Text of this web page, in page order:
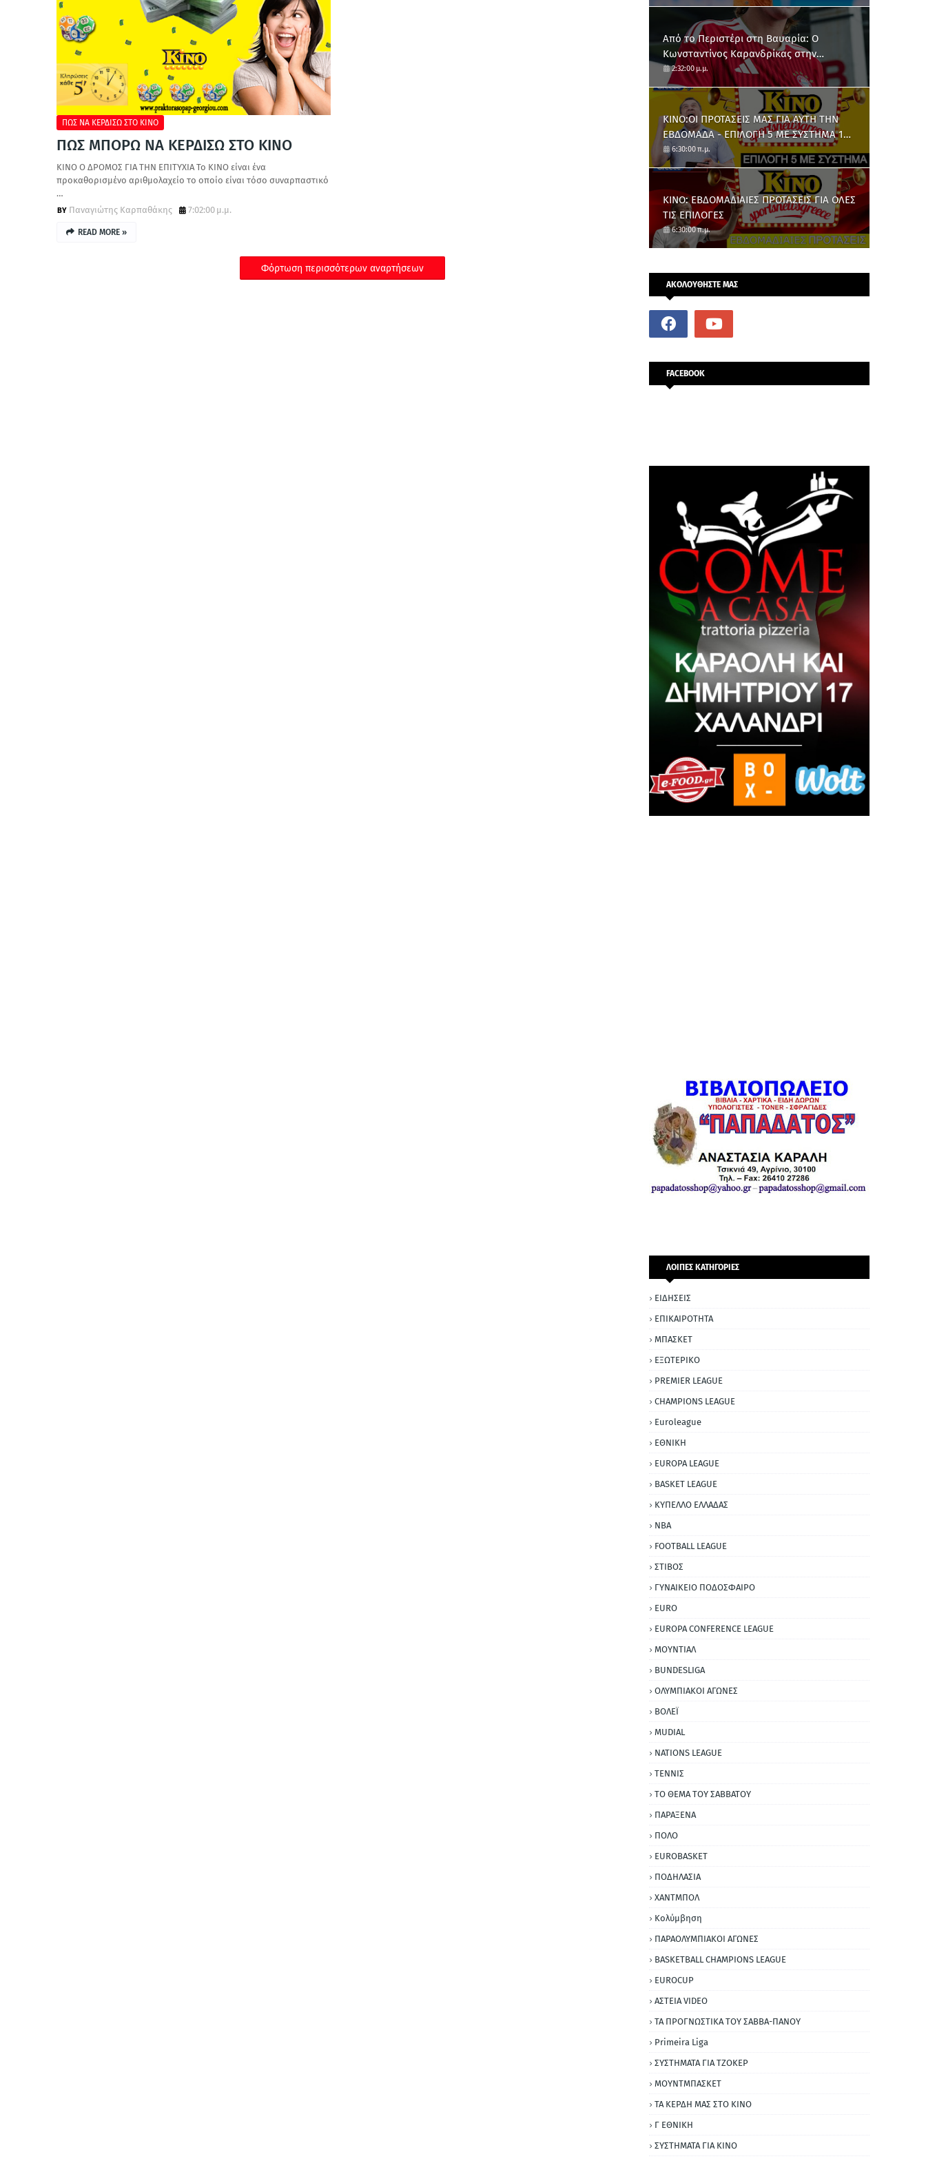
ΠΩΣ ΝΑ ΚΕΡΔΙΣΩ ΣΤΟ ΚΙΝΟ
ΠΩΣ ΜΠΟΡΩ ΝΑ ΚΕΡΔΙΣΩ ΣΤΟ ΚΙΝΟ
ΚΙΝΟ Ο ΔΡΟΜΟΣ ΓΙΑ ΤΗΝ ΕΠΙΤΥΧΙΑ Το ΚΙΝΟ είναι ένα
προκαθορισμένο αριθμολαχείο το οποίο είναι τόσο συναρπαστικό
…
Παναγιώτης Καρπαθάκης
7:02:00 μ.μ.
READ MORE »
Φόρτωση περισσότερων αναρτήσεων
Από το Περιστέρι στη Βαυαρία: O
Κωνσταντίνος Καρανδρίκας στην
Μπάγερν Μονάχου
2:32:00 μ.μ.
ΚΙΝΟ:ΟΙ ΠΡΟΤΑΣΕΙΣ ΜΑΣ ΓΙΑ ΑΥΤΗ ΤΗΝ
ΕΒΔΟΜΑΔΑ - ΕΠΙΛΟΓΗ 5 ΜΕ ΣΥΣΤΗΜΑ 10
ΑΡΙΘΜΩΝ
6:30:00 π.μ.
ΚΙΝΟ: ΕΒΔΟΜΑΔΙΑΙΕΣ ΠΡΟΤΑΣΕΙΣ ΓΙΑ ΟΛΕΣ
ΤΙΣ ΕΠΙΛΟΓΕΣ
6:30:00 π.μ.
ΑΚΟΛΟΥΘΗΣΤΕ ΜΑΣ
FACEBOOK
ΛΟΙΠΕΣ ΚΑΤΗΓΟΡΙΕΣ
ΕΙΔΗΣΕΙΣ
ΕΠΙΚΑΙΡΟΤΗΤΑ
ΜΠΑΣΚΕΤ
ΕΞΩΤΕΡΙΚΟ
PREMIER LEAGUE
CHAMPIONS LEAGUE
Euroleague
ΕΘΝΙΚΗ
EUROPA LEAGUE
BASKET LEAGUE
ΚΥΠΕΛΛΟ ΕΛΛΑΔΑΣ
NBA
FOOTBALL LEAGUE
ΣΤΙΒΟΣ
ΓΥΝΑΙΚΕΙΟ ΠΟΔΟΣΦΑΙΡΟ
EURO
EUROPA CONFERENCE LEAGUE
ΜΟΥΝΤΙΑΛ
BUNDESLIGA
ΟΛΥΜΠΙΑΚΟΙ ΑΓΩΝΕΣ
ΒΟΛΕΪ
MUDIAL
NATIONS LEAGUE
ΤΕΝΝΙΣ
ΤΟ ΘΕΜΑ ΤΟΥ ΣΑΒΒΑΤΟΥ
ΠΑΡΑΞΕΝΑ
ΠΟΛΟ
EUROBASKET
ΠΟΔΗΛΑΣΙΑ
ΧΑΝΤΜΠΟΛ
Κολύμβηση
ΠΑΡΑΟΛΥΜΠΙΑΚΟΙ ΑΓΩΝΕΣ
BASKETBALL CHAMPIONS LEAGUE
EUROCUP
ΑΣΤΕΙΑ VIDEO
ΤΑ ΠΡΟΓΝΩΣΤΙΚΑ ΤΟΥ ΣΑΒΒΑ-ΠΑΝΟΥ
Primeira Liga
ΣΥΣΤΗΜΑΤΑ ΓΙΑ ΤΖΟΚΕΡ
ΜΟΥΝΤΜΠΑΣΚΕΤ
ΤΑ ΚΕΡΔΗ ΜΑΣ ΣΤΟ ΚΙΝΟ
Γ ΕΘΝΙΚΗ
ΣΥΣΤΗΜΑΤΑ ΓΙΑ ΚΙΝΟ